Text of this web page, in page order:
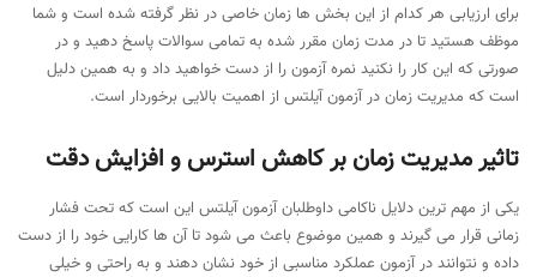
برای ارزیابی هر کدام از این بخش ها زمان خاصی در نظر گرفته شده است و شما
موظف هستید تا در مدت زمان مقرر شده به تمامی سوالات پاسخ دهید و در
صورتی که این کار را نکنید نمره آزمون را از دست خواهید داد و به همین دلیل
است که مدیریت زمان در آزمون آیلتس از اهمیت بالایی برخوردار است.
تاثیر مدیریت زمان بر کاهش استرس و افزایش دقت
یکی از مهم ترین دلایل ناکامی داوطلبان آزمون آیلتس این است که تحت فشار
زمانی قرار می گیرند و همین موضوع باعث می شود تا آن ها کارایی خود را از دست
داده و نتوانند در آزمون عملکرد مناسبی از خود نشان دهند و به راحتی و خیلی